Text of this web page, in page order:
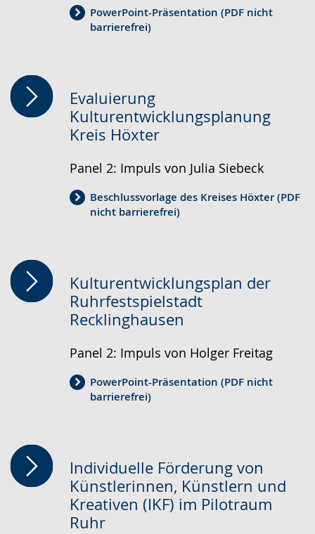
PowerPoint-Präsentation (PDF nicht
barrierefrei)
Evaluierung
Kulturentwicklungsplanung
Kreis Höxter
Panel 2: Impuls von Julia Siebeck
Beschlussvorlage des Kreises Höxter (PDF
nicht barrierefrei)
Kulturentwicklungsplan der
Ruhrfestspielstadt
Recklinghausen
Panel 2: Impuls von Holger Freitag
PowerPoint-Präsentation (PDF nicht
barrierefrei)
Individuelle Förderung von
Künstlerinnen, Künstlern und
Kreativen (IKF) im Pilotraum
Ruhr